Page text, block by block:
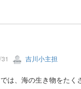
吉川小主担
は、海の生き物をたく